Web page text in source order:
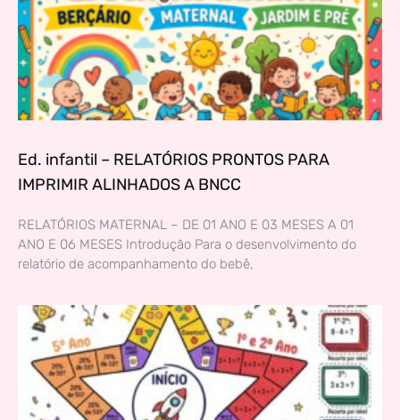
Ed. infantil – RELATÓRIOS PRONTOS PARA
IMPRIMIR ALINHADOS A BNCC
RELATÓRIOS MATERNAL – DE 01 ANO E 03 MESES A 01
ANO E 06 MESES Introdução Para o desenvolvimento do
relatório de acompanhamento do bebê,